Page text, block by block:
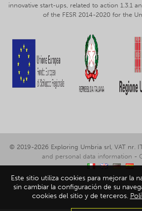
innovative start-ups, related to action 1.3.1
of the FESR 2014-2020 for the
© 2019-2026 Exploring Umbria srl, VAT nr.
and personal data information -
Este sitio utiliza cookies para mejorar la
sin cambiar la configuración de su
cookies del sitio y de terceros.